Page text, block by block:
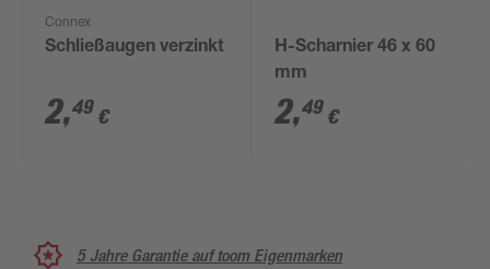
Connex
Schließaugen verzinkt
2,49 €
H-Scharnier 46 x 60
mm
2,49 €
5 Jahre Garantie auf toom Eigenmarken